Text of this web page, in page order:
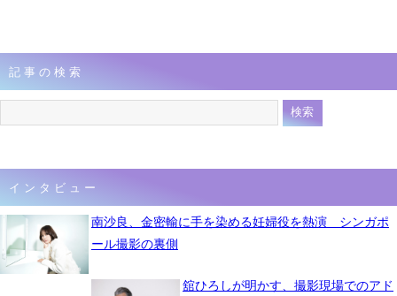
記事の検索
インタビュー
南沙良、金密輸に手を染める妊婦役を熱演 シンガポ
ール撮影の裏側
舘ひろしが明かす、撮影現場でのアド